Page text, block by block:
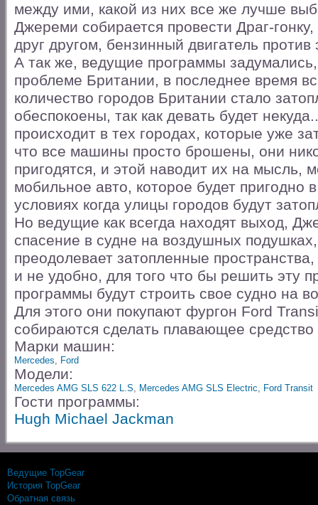
между ими, какой из них все же лучше
Джереми собирается провести Драг-
друг другом, бензинный двигатель против
А так же, ведущие программы
проблеме Британии, в последнее время
количество городов Британии стало
обеспокоены, так как девать будет
происходит в тех городах, которые уже
что все машины просто брошены, они
пригодятся, и этой наводит их на мысль,
мобильное авто, которое будет пригодно
условиях когда улицы городов будут
Но ведущие как всегда находят выход,
спасение в судне на воздушных
преодолевает затопленные
и не удобно, для того что бы решить эту
программы будут строить свое судно на
Для этого они покупают фургон Ford
собираются сделать плавающее
Марки машин:
Mercedes, Ford
Модели:
Mercedes AMG SLS 622 L.S, Mercedes AMG SLS Electric, Ford Transit
Гости программы:
Hugh Michael Jackman
Ведущие TopGear
История TopGear
Обратная связь